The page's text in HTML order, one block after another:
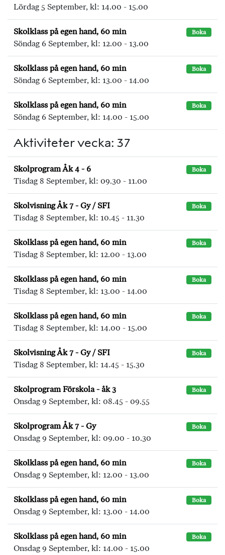
Lördag 5 September, kl: 14.00 - 15.00
Skolklass på egen hand, 60 min Boka
Söndag 6 September, kl: 12.00 - 13.00
Skolklass på egen hand, 60 min Boka
Söndag 6 September, kl: 13.00 - 14.00
Skolklass på egen hand, 60 min Boka
Söndag 6 September, kl: 14.00 - 15.00
Aktiviteter vecka: 37
Skolprogram Åk 4 - 6 Boka
Tisdag 8 September, kl: 09.30 - 11.00
Skolvisning Åk 7 - Gy / SFI Boka
Tisdag 8 September, kl: 10.45 - 11.30
Skolklass på egen hand, 60 min Boka
Tisdag 8 September, kl: 12.00 - 13.00
Skolklass på egen hand, 60 min Boka
Tisdag 8 September, kl: 13.00 - 14.00
Skolklass på egen hand, 60 min Boka
Tisdag 8 September, kl: 14.00 - 15.00
Skolvisning Åk 7 - Gy / SFI Boka
Tisdag 8 September, kl: 14.45 - 15.30
Skolprogram Förskola - åk 3 Boka
Onsdag 9 September, kl: 08.45 - 09.55
Skolprogram Åk 7 - Gy Boka
Onsdag 9 September, kl: 09.00 - 10.30
Skolklass på egen hand, 60 min Boka
Onsdag 9 September, kl: 12.00 - 13.00
Skolklass på egen hand, 60 min Boka
Onsdag 9 September, kl: 13.00 - 14.00
Skolklass på egen hand, 60 min Boka
Onsdag 9 September, kl: 14.00 - 15.00